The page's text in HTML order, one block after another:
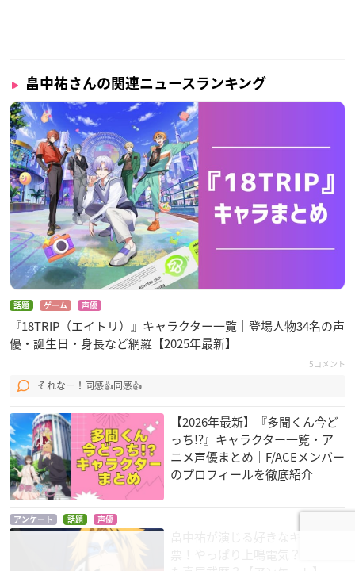
畠中祐さんの関連ニュースランキング
話題 ゲーム 声優
『18TRIP（エイトリ）』キャラクター一覧｜登場人物34名の声
優・誕生日・身長など網羅【2025年最新】
5コメント
それなー！同感👍同感👍
【2026年最新】『多聞くん今ど
っち!?』キャラクター一覧・ア
ニメ声優まとめ｜F/ACEメンバー
のプロフィールを徹底紹介
アンケート 話題 声優
畠中祐が演じる好きなキャラ投